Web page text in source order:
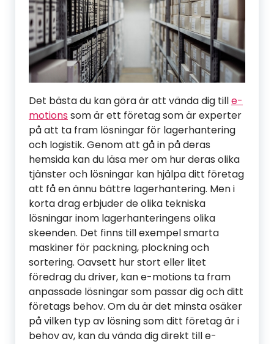
Det bästa du kan göra är att vända dig tille-
motionssom är ett företag som är experter
på att ta fram lösningar för lagerhantering
och logistik. Genom att gå in på deras
hemsida kan du läsa mer om hur deras olika
tjänster och lösningar kan hjälpa ditt företag
att få en ännu bättre lagerhantering. Men i
korta drag erbjuder de olika tekniska
lösningar inom lagerhanteringens olika
skeenden. Det finns till exempel smarta
maskiner för packning, plockning och
sortering. Oavsett hur stort eller litet
föredrag du driver, kan e-motions ta fram
anpassade lösningar som passar dig och ditt
företags behov. Om du är det minsta osäker
på vilken typ av lösning som ditt företag är i
behov av, kan du vända dig direkt till e-